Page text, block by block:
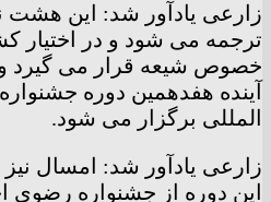
زارعی یادآور شد: این هشت
ترجمه می شود و در اختیار
خصوص شیعه قرار می
آینده هفدهمین دوره
المللی برگزار می شود.
زارعی یادآور شد: امسال نیز
این دوره از جشنواره رضوی